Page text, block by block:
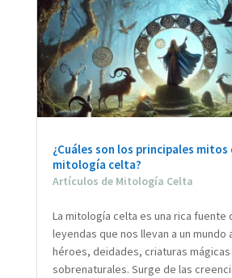
¿Cuáles son los principales mitos
mitología celta?
Artículos de Mitología Celta
La mitología celta es una rica fuente
leyendas que nos llevan a un mundo
héroes, deidades, criaturas
sobrenaturales. Surge de las